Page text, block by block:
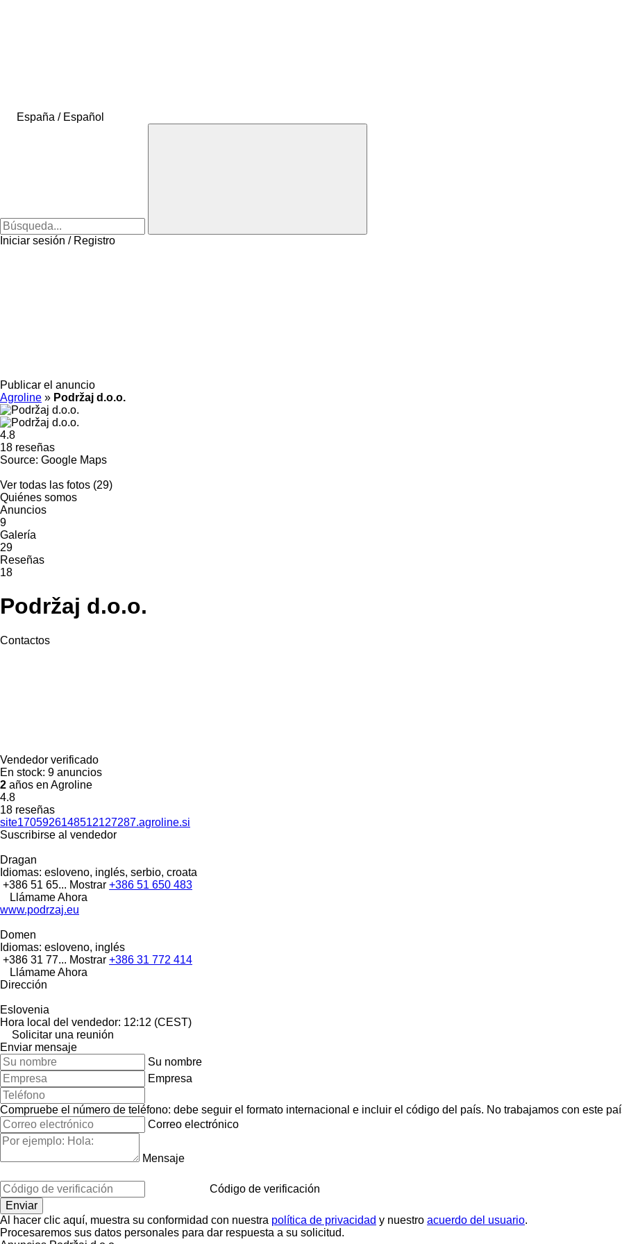
España / Español
Iniciar sesión / Registro
Publicar el anuncio
Agroline » Podržaj d.o.o.
4.8
18 reseñas
Source: Google Maps
Ver todas las fotos (29)
Quiénes somos
Anuncios
9
Galería
29
Reseñas
18
Podržaj d.o.o.
Contactos
Vendedor verificado
En stock: 9 anuncios
2 años en Agroline
4.8
18 reseñas
site1705926148512127287.agroline.si
Suscribirse al vendedor
Dragan
Idiomas: esloveno, inglés, serbio, croata
+386 51 65... Mostrar +386 51 650 483
Llámame Ahora
www.podrzaj.eu
Domen
Idiomas: esloveno, inglés
+386 31 77... Mostrar +386 31 772 414
Llámame Ahora
Dirección
Eslovenia
Hora local del vendedor: 12:12 (CEST)
Solicitar una reunión
Enviar mensaje
Su nombre
Empresa
Compruebe el número de teléfono: debe seguir el formato internacional e incluir el código del país. No trabajamos con este
Correo electrónico
Mensaje
Código de verificación
Al hacer clic aquí, muestra su conformidad con nuestra política de privacidad y nuestro acuerdo del usuario.
Procesaremos sus datos personales para dar respuesta a su solicitud.